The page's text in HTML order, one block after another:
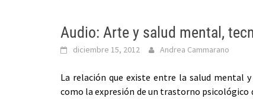
Audio: Arte y salud mental,
diciembre 15, 2012 Andrea Cammarano
La relación que existe entre la salud mental
como la expresión de un trastorno psicológico